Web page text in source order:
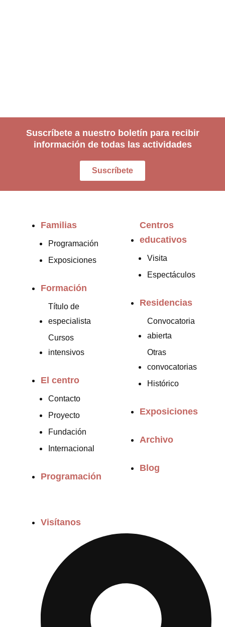
Suscríbete a nuestro boletín para recibir
información de todas las actividades
Suscríbete
Visítanos
Familias
Programación
Exposiciones
Formación
Título de
especialista
Cursos
intensivos
El centro
Contacto
Proyecto
Fundación
Internacional
Programación
Centros
educativos
Visita
Espectáculos
Residencias
Convocatoria
abierta
Otras
convocatorias
Histórico
Exposiciones
Archivo
Blog